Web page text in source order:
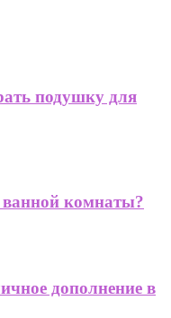
подушку для
ванной комнаты?
дополнение в